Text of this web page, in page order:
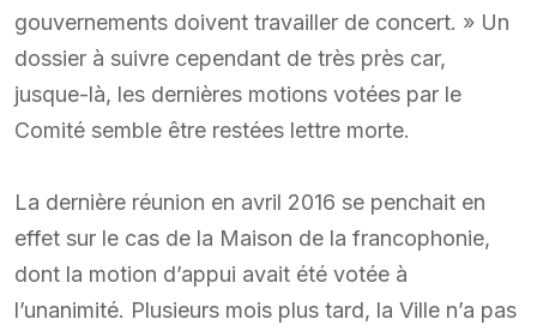
gouvernements doivent travailler de concert. » Un
dossier à suivre cependant de très près car,
jusque-là, les dernières motions votées par le
Comité semble être restées lettre morte.
La dernière réunion en avril 2016 se penchait en
effet sur le cas de la Maison de la francophonie,
dont la motion d’appui avait été votée à
l’unanimité. Plusieurs mois plus tard, la Ville n’a pas